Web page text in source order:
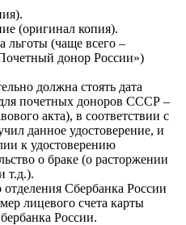
(оригинал копия).
льготы (чаще всего –
донор России»)
должна стоять дата
почетных доноров СССР –
акта), в соответствии с
данное удостоверение, и
к удостоверению
о браке (о расторжении
т.д.).
Сбербанка России
лицевого счета карты
России.